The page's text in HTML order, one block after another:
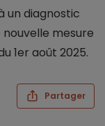
un diagnostic
mesure
1er août 2025.
Partager